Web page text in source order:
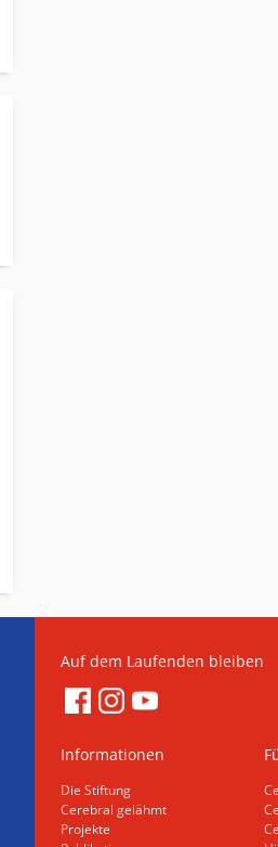
Auf dem Laufenden bleiben
Informationen
Die Stiftung
Cerebral gelähmt
Projekte